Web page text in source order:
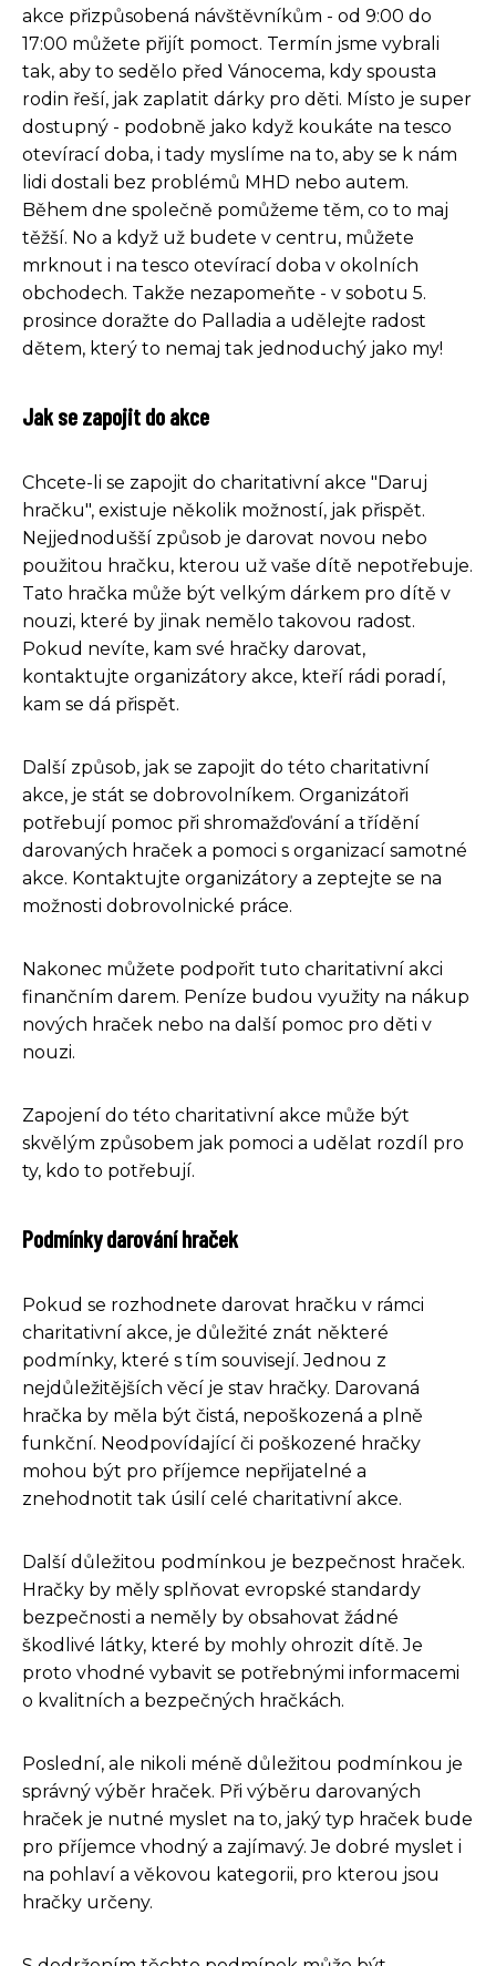
akce přizpůsobená návštěvníkům - od 9:00 do
17:00 můžete přijít pomoct. Termín jsme vybrali
tak, aby to sedělo před Vánocema, kdy spousta
rodin řeší, jak zaplatit dárky pro děti. Místo je super
dostupný - podobně jako když koukáte na tesco
otevírací doba, i tady myslíme na to, aby se k nám
lidi dostali bez problémů MHD nebo autem.
Během dne společně pomůžeme těm, co to maj
těžší. No a když už budete v centru, můžete
mrknout i na tesco otevírací doba v okolních
obchodech. Takže nezapomeňte - v sobotu 5.
prosince doražte do Palladia a udělejte radost
dětem, který to nemaj tak jednoduchý jako my!
Jak se zapojit do akce
Chcete-li se zapojit do charitativní akce "Daruj
hračku", existuje několik možností, jak přispět.
Nejjednodušší způsob je darovat novou nebo
použitou hračku, kterou už vaše dítě nepotřebuje.
Tato hračka může být velkým dárkem pro dítě v
nouzi, které by jinak nemělo takovou radost.
Pokud nevíte, kam své hračky darovat,
kontaktujte organizátory akce, kteří rádi poradí,
kam se dá přispět.
Další způsob, jak se zapojit do této charitativní
akce, je stát se dobrovolníkem. Organizátoři
potřebují pomoc při shromažďování a třídění
darovaných hraček a pomoci s organizací samotné
akce. Kontaktujte organizátory a zeptejte se na
možnosti dobrovolnické práce.
Nakonec můžete podpořit tuto charitativní akci
finančním darem. Peníze budou využity na nákup
nových hraček nebo na další pomoc pro děti v
nouzi.
Zapojení do této charitativní akce může být
skvělým způsobem jak pomoci a udělat rozdíl pro
ty, kdo to potřebují.
Podmínky darování hraček
Pokud se rozhodnete darovat hračku v rámci
charitativní akce, je důležité znát některé
podmínky, které s tím souvisejí. Jednou z
nejdůležitějších věcí je stav hračky. Darovaná
hračka by měla být čistá, nepoškozená a plně
funkční. Neodpovídající či poškozené hračky
mohou být pro příjemce nepřijatelné a
znehodnotit tak úsilí celé charitativní akce.
Další důležitou podmínkou je bezpečnost hraček.
Hračky by měly splňovat evropské standardy
bezpečnosti a neměly by obsahovat žádné
škodlivé látky, které by mohly ohrozit dítě. Je
proto vhodné vybavit se potřebnými informacemi
o kvalitních a bezpečných hračkách.
Poslední, ale nikoli méně důležitou podmínkou je
správný výběr hraček. Při výběru darovaných
hraček je nutné myslet na to, jaký typ hraček bude
pro příjemce vhodný a zajímavý. Je dobré myslet i
na pohlaví a věkovou kategorii, pro kterou jsou
hračky určeny.